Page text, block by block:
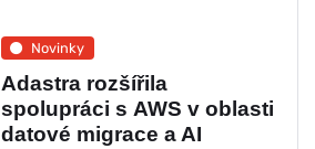
Novinky
Adastra rozšířila
spolupráci s AWS v oblasti
datové migrace a AI